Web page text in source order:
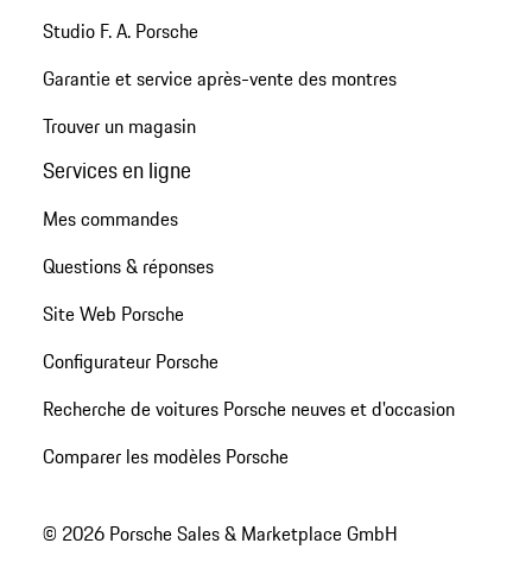
Studio F. A. Porsche
Garantie et service après-vente des montres
Trouver un magasin
Services en ligne
Mes commandes
Questions & réponses
Site Web Porsche
Configurateur Porsche
Recherche de voitures Porsche neuves et d'occasion
Comparer les modèles Porsche
© 2026 Porsche Sales & Marketplace GmbH